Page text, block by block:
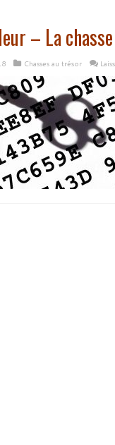
– La
Chasses au trésor